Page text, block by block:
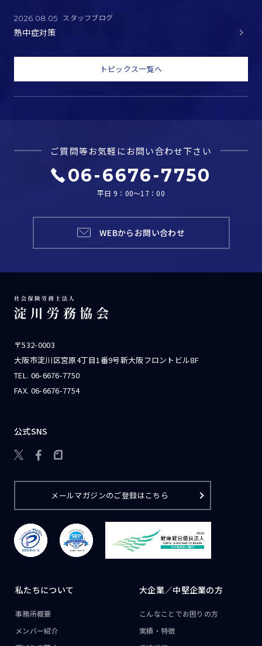
2026.08.05 スタッフブログ
熱中症対策
トピックス一覧へ
ご質問等お気軽にお問い合わせ下さい
06-6676-7750
平日 9：00～17：00
WEBからお問い合わせ
〒532-0003
大阪市淀川区宮原4丁目1番9号新大阪フロントビル8F
TEL. 06-6676-7750
FAX. 06-6676-7754
公式SNS

メールマガジンのご登録はこちら
私たちについて
事務所概要
メンバー紹介
大企業／中堅企業の方
こんなことでお困りの方
実績・特徴